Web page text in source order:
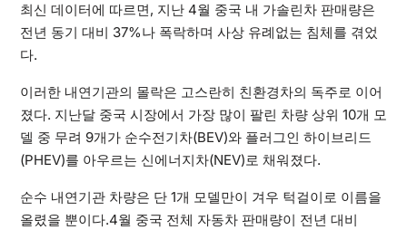
최신 데이터에 따르면, 지난 4월 중국 내 가솔린차 판매량은
전년 동기 대비 37%나 폭락하며 사상 유례없는 침체를 겪었
다.
이러한 내연기관의 몰락은 고스란히 친환경차의 독주로 이어
졌다. 지난달 중국 시장에서 가장 많이 팔린 차량 상위 10개 모
델 중 무려 9개가 순수전기차(BEV)와 플러그인 하이브리드
(PHEV)를 아우르는 신에너지차(NEV)로 채워졌다.
순수 내연기관 차량은 단 1개 모델만이 겨우 턱걸이로 이름을
올렸을 뿐이다.4월 중국 전체 자동차 판매량이 전년 대비